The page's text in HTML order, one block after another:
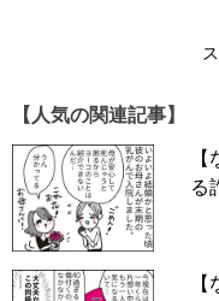
【人気の関連記事】
る